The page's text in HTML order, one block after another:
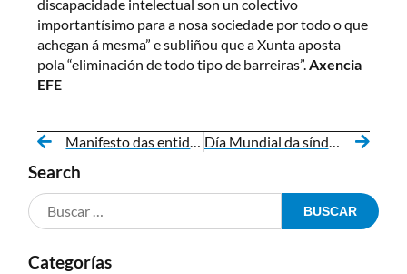
discapacidade intelectual son un colectivo
importantísimo para a nosa sociedade por todo o que
achegan á mesma” e subliñou que a Xunta aposta
pola “eliminación de todo tipo de barreiras”. Axencia
EFE
Search
Categorías